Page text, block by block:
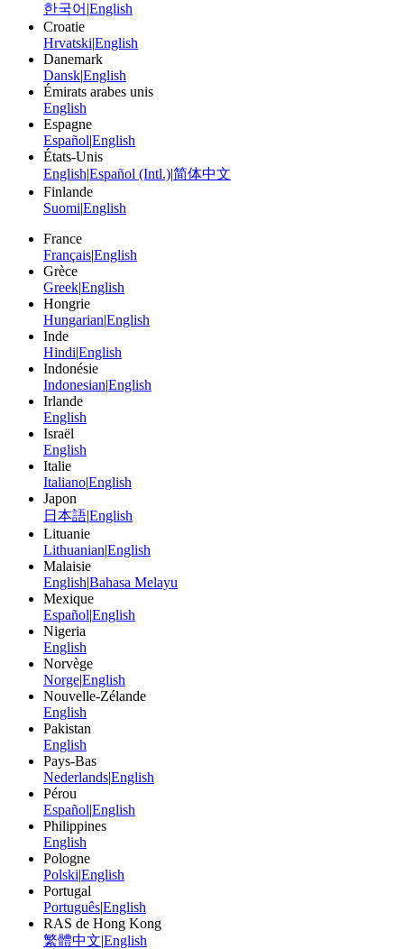
한국어 |English
Croatie
Hrvatski|English
Danemark
Dansk|English
Émirats arabes unis
English
Espagne
Español|English
États-Unis
English|Español (Intl.)|简体中文
Finlande
Suomi|English
France
Français|English
Grèce
Greek|English
Hongrie
Hungarian|English
Inde
Hindi|English
Indonésie
Indonesian|English
Irlande
English
Israël
English
Italie
Italiano|English
Japon
日本語|English
Lituanie
Lithuanian|English
Malaisie
English|Bahasa Melayu
Mexique
Español|English
Nigeria
English
Norvège
Norge|English
Nouvelle-Zélande
English
Pakistan
English
Pays-Bas
Nederlands|English
Pérou
Español|English
Philippines
English
Pologne
Polski|English
Portugal
Português|English
RAS de Hong Kong
繁體中文|English